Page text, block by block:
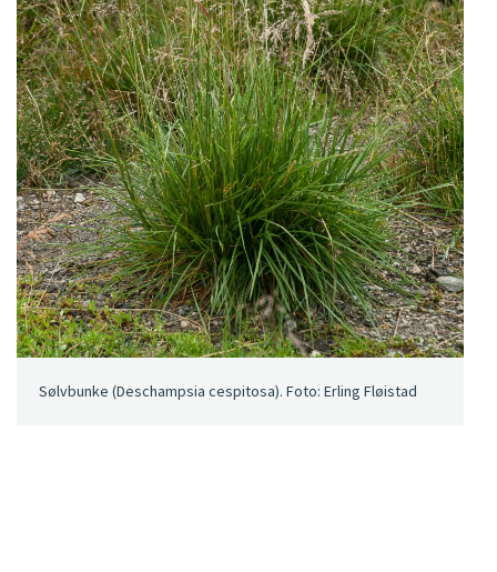
Sølvbunke (Deschampsia cespitosa). Foto: Erling Fløistad